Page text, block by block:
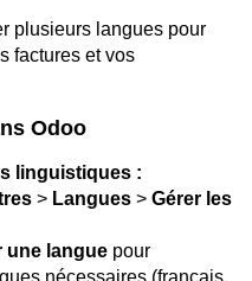
plusieurs langues pour
factures et vos
Odoo
linguistiques :
> Langues > Gérer les
une langue pour
nécessaires (français,